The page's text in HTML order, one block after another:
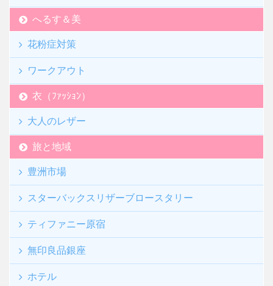
へるす＆美
花粉症対策
ワークアウト
衣（ﾌｧｯｼｮﾝ）
大人のレザー
旅と地域
豊洲市場
スターバックスリザーブロースタリー
ティファニー原宿
無印良品銀座
ホテル